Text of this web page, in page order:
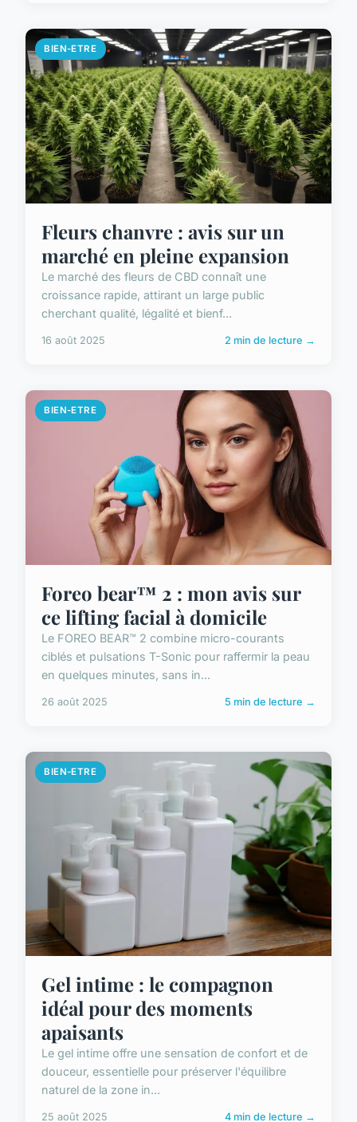
BIEN-ETRE
Fleurs chanvre : avis sur un
marché en pleine expansion
Le marché des fleurs de CBD connaît une
croissance rapide, attirant un large public
cherchant qualité, légalité et bienf...
16 août 2025 2 min de lecture →
BIEN-ETRE
Foreo bear™ 2 : mon avis sur
ce lifting facial à domicile
Le FOREO BEAR™ 2 combine micro-courants
ciblés et pulsations T-Sonic pour raffermir la peau
en quelques minutes, sans in...
26 août 2025 5 min de lecture →
BIEN-ETRE
Gel intime : le compagnon
idéal pour des moments
apaisants
Le gel intime offre une sensation de confort et de
douceur, essentielle pour préserver l'équilibre
naturel de la zone in...
25 août 2025 4 min de lecture →